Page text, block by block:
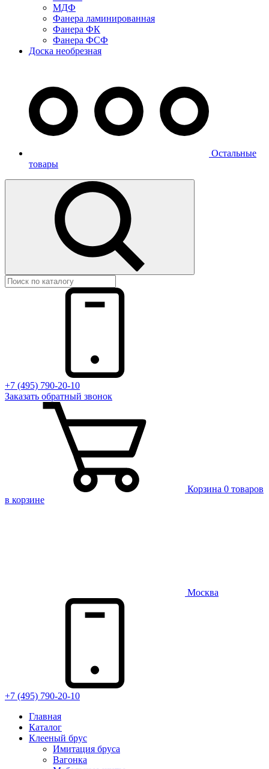
МДФ
Фанера ламинированная
Фанера ФК
Фанера ФСФ
Доска необрезная
Остальные
товары
+7 (495) 790-20-10
Заказать обратный звонок
Корзина 0 товаров
в корзине
Москва
+7 (495) 790-20-10
Главная
Каталог
Клееный брус
Имитация бруса
Вагонка